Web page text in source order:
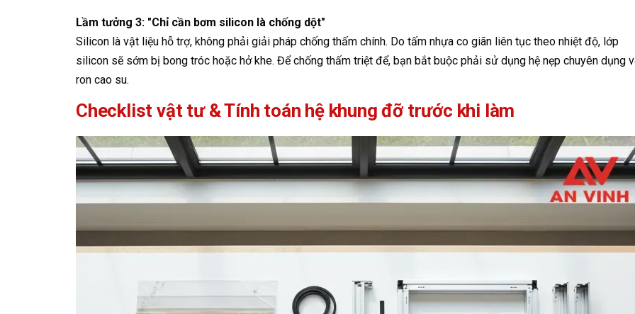
Lầm tưởng 3: "Chỉ cần bơm silicon là chống dột"
Silicon là vật liệu hỗ trợ, không phải giải pháp chống thấm chính. Do tấm nhựa co giãn liên tục theo nhiệt độ, lớp
silicon sẽ sớm bị bong tróc hoặc hở khe. Để chống thấm triệt để, bạn bắt buộc phải sử dụng hệ nẹp chuyên dụng
ron cao su.
Checklist vật tư & Tính toán hệ khung đỡ trước khi làm